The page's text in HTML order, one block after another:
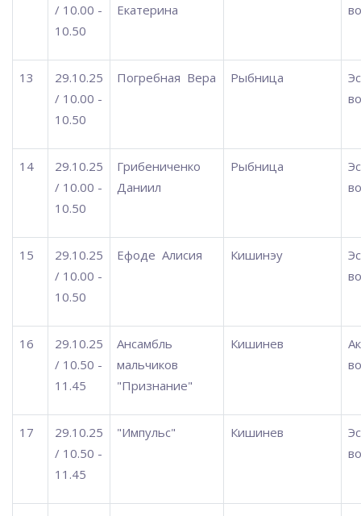
/ 10.00 -
10.50
Екатерина
13
29.10.25
/ 10.00 -
10.50
Погребная Вера Рыбница
14
29.10.25
/ 10.00 -
10.50
Грибениченко
Даниил
Рыбница
15
29.10.25
/ 10.00 -
10.50
Ефоде Алисия Кишинэу
16
29.10.25
/ 10.50 -
11.45
Ансамбль
мальчиков
"Признание"
Кишинев
17
29.10.25
/ 10.50 -
11.45
"Импульс" Кишинев